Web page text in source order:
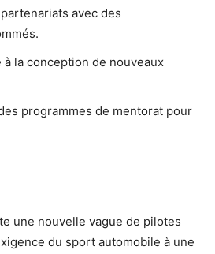
avec des
la conception de nouveaux
programmes de mentorat pour
une nouvelle vague de pilotes
du sport automobile à une